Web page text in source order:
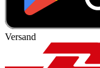
Versand